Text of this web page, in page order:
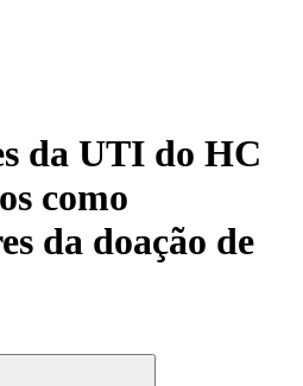
da UTI do HC
como
da doação de